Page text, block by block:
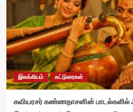
இலக்கியம் கட்டுரைகள்
கவியரசர் கண்ணதாசனின் பாடல்களில்